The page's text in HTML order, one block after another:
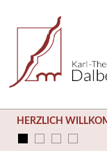
HERZLICH